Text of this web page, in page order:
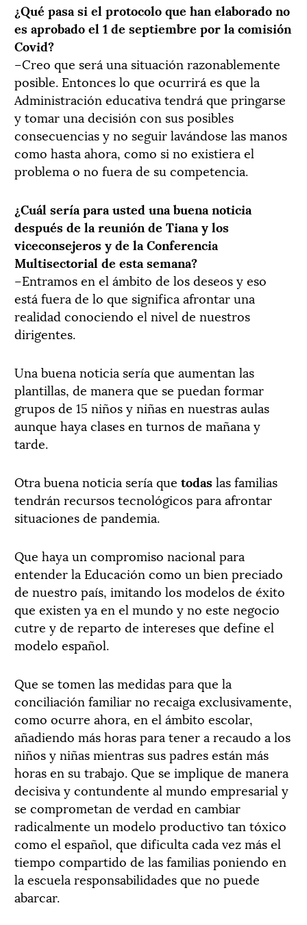
¿Qué pasa si el protocolo que han elaborado no
es aprobado el 1 de septiembre por la comisión
Covid?
–Creo que será una situación razonablemente
posible. Entonces lo que ocurrirá es que la
Administración educativa tendrá que pringarse
y tomar una decisión con sus posibles
consecuencias y no seguir lavándose las manos
como hasta ahora, como si no existiera el
problema o no fuera de su competencia.
¿Cuál sería para usted una buena noticia
después de la reunión de Tiana y los
viceconsejeros y de la Conferencia
Multisectorial de esta semana?
–Entramos en el ámbito de los deseos y eso
está fuera de lo que significa afrontar una
realidad conociendo el nivel de nuestros
dirigentes.
Una buena noticia sería que aumentan las
plantillas, de manera que se puedan formar
grupos de 15 niños y niñas en nuestras aulas
aunque haya clases en turnos de mañana y
tarde.
Otra buena noticia sería que todaslas familias
tendrán recursos tecnológicos para afrontar
situaciones de pandemia.
Que haya un compromiso nacional para
entender la Educación como un bien preciado
de nuestro país, imitando los modelos de éxito
que existen ya en el mundo y no este negocio
cutre y de reparto de intereses que define el
modelo español.
Que se tomen las medidas para que la
conciliación familiar no recaiga exclusivamente,
como ocurre ahora, en el ámbito escolar,
añadiendo más horas para tener a recaudo a los
niños y niñas mientras sus padres están más
horas en su trabajo. Que se implique de manera
decisiva y contundente al mundo empresarial y
se comprometan de verdad en cambiar
radicalmente un modelo productivo tan tóxico
como el español, que dificulta cada vez más el
tiempo compartido de las familias poniendo en
la escuela responsabilidades que no puede
abarcar.